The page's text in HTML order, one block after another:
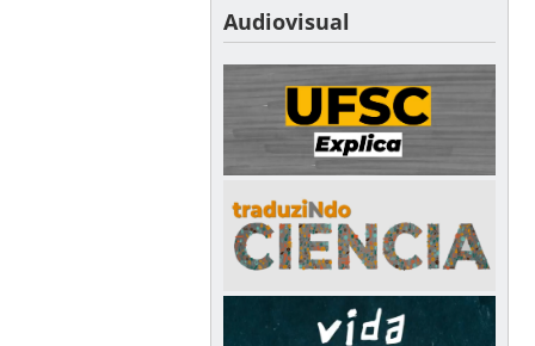
Audiovisual